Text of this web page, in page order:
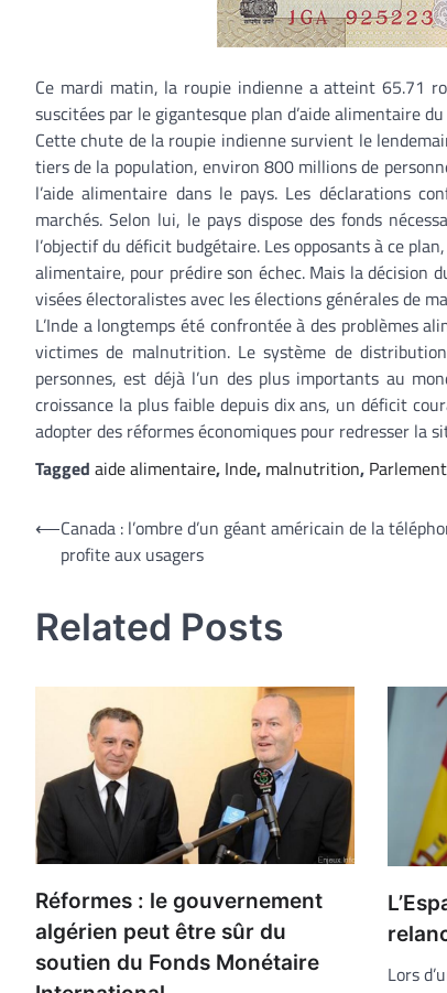
Ce mardi matin, la roupie indienne a atteint 65.71
suscitées par le gigantesque plan d’aide alimentaire
Cette chute de la roupie indienne survient le
tiers de la population, environ 800 millions de
l’aide alimentaire dans le pays. Les déclarations
marchés. Selon lui, le pays dispose des fonds
l’objectif du déficit budgétaire. Les opposants à ce
alimentaire, pour prédire son échec. Mais la décision
visées électoralistes avec les élections générales de
L’Inde a longtemps été confrontée à des problèmes
victimes de malnutrition. Le système de
personnes, est déjà l’un des plus importants au
croissance la plus faible depuis dix ans, un déficit
adopter des réformes économiques pour redresser la
Tagged aide alimentaire, Inde, malnutrition, Parlement
Navigation
⟵Canada : l’ombre d’un géant américain de la
profite aux usagers
Related Posts
Réformes : le gouvernement
algérien peut être sûr du
soutien du Fonds Monétaire
Lors